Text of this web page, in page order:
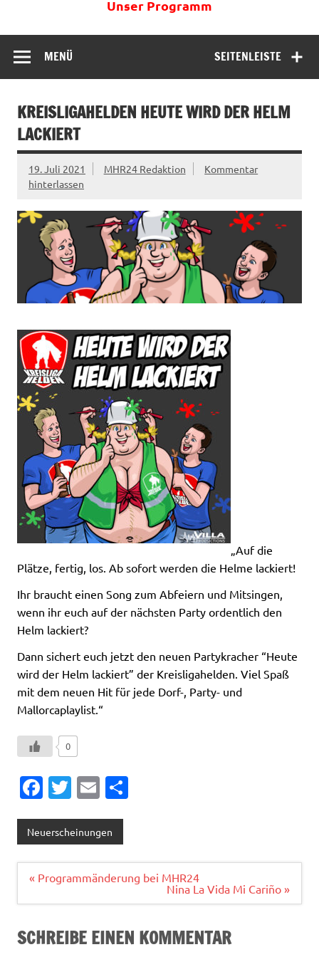
Unser Programm
SEITENLEISTE
MENÜ
KREISLIGAHELDEN HEUTE WIRD DER HELM
LACKIERT
19. Juli 2021 MHR24 Redaktion
Kommentar
hinterlassen
„Auf die
Plätze, fertig, los. Ab sofort werden die Helme lackiert!
Ihr braucht einen Song zum Abfeiern und Mitsingen,
wenn ihr euch auf der nächsten Party ordentlich den
Helm lackiert?
Dann sichert euch jetzt den neuen Partykracher “Heute
wird der Helm lackiert” der Kreisligahelden. Viel Spaß
mit dem neuen Hit für jede Dorf-, Party- und
Mallorcaplaylist.“
0
Fa
e
b
o
o
k
T
it
te
r
E
ai
l
n
Neuerscheinungen
Beitragsnavigation
« Programmänderung bei MHR24
Nina La Vida Mi Cariño »
SCHREIBE EINEN KOMMENTAR